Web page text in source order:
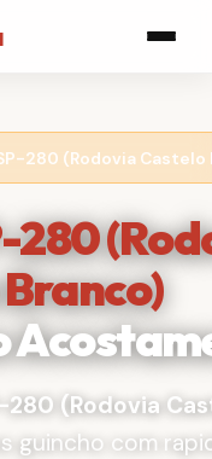
280 (Rodovia Castelo
280
280 (Rodovia
guincho com